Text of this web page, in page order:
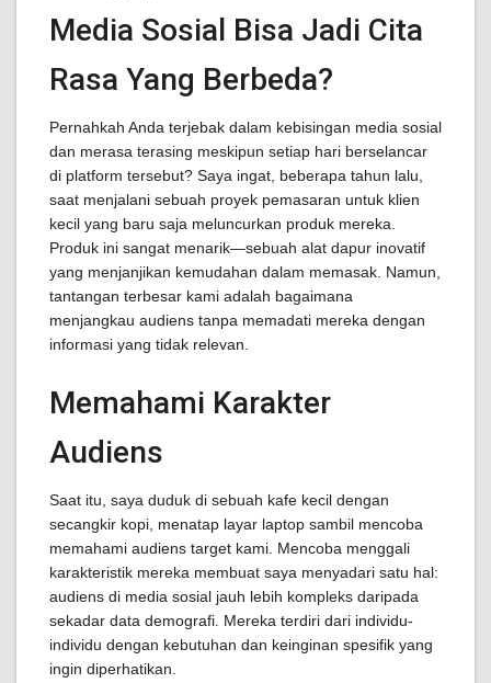
Media Sosial Bisa Jadi Cita
Rasa Yang Berbeda?
Pernahkah Anda terjebak dalam kebisingan media sosial
dan merasa terasing meskipun setiap hari berselancar
di platform tersebut? Saya ingat, beberapa tahun lalu,
saat menjalani sebuah proyek pemasaran untuk klien
kecil yang baru saja meluncurkan produk mereka.
Produk ini sangat menarik—sebuah alat dapur inovatif
yang menjanjikan kemudahan dalam memasak. Namun,
tantangan terbesar kami adalah bagaimana
menjangkau audiens tanpa memadati mereka dengan
informasi yang tidak relevan.
Memahami Karakter
Audiens
Saat itu, saya duduk di sebuah kafe kecil dengan
secangkir kopi, menatap layar laptop sambil mencoba
memahami audiens target kami. Mencoba menggali
karakteristik mereka membuat saya menyadari satu hal:
audiens di media sosial jauh lebih kompleks daripada
sekadar data demografi. Mereka terdiri dari individu-
individu dengan kebutuhan dan keinginan spesifik yang
ingin diperhatikan.